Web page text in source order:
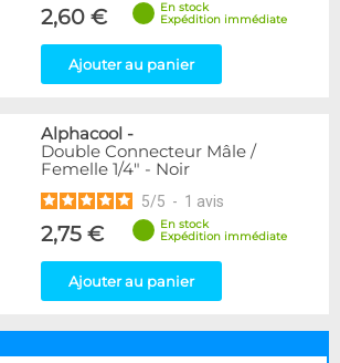
2,60 €
En stock
Expédition immédiate
Ajouter au panier
Alphacool -
Double Connecteur Mâle /
Femelle 1/4" - Noir
5/5 - 1 avis
2,75 €
En stock
Expédition immédiate
Ajouter au panier